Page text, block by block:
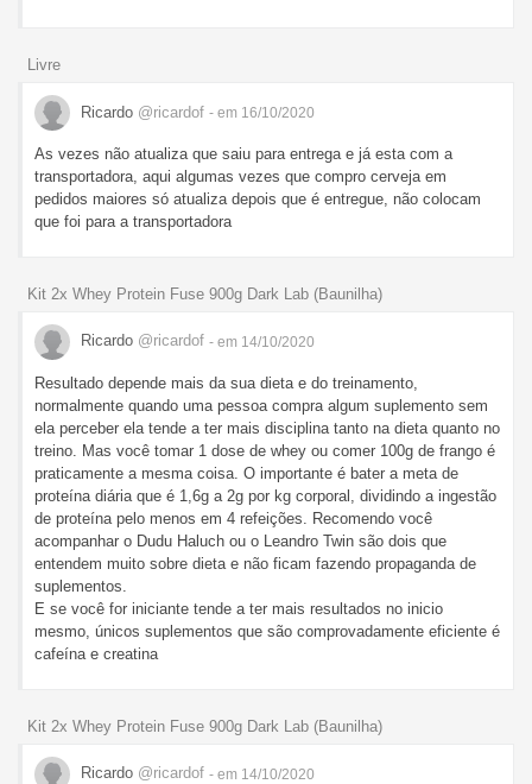
Livre
Ricardo @ricardof - em 16/10/2020
As vezes não atualiza que saiu para entrega e já esta com a
transportadora, aqui algumas vezes que compro cerveja em
pedidos maiores só atualiza depois que é entregue, não colocam
que foi para a transportadora
Kit 2x Whey Protein Fuse 900g Dark Lab (Baunilha)
Ricardo @ricardof - em 14/10/2020
Resultado depende mais da sua dieta e do treinamento,
normalmente quando uma pessoa compra algum suplemento sem
ela perceber ela tende a ter mais disciplina tanto na dieta quanto no
treino. Mas você tomar 1 dose de whey ou comer 100g de frango é
praticamente a mesma coisa. O importante é bater a meta de
proteína diária que é 1,6g a 2g por kg corporal, dividindo a ingestão
de proteína pelo menos em 4 refeições. Recomendo você
acompanhar o Dudu Haluch ou o Leandro Twin são dois que
entendem muito sobre dieta e não ficam fazendo propaganda de
suplementos.
E se você for iniciante tende a ter mais resultados no inicio
mesmo, únicos suplementos que são comprovadamente eficiente é
cafeína e creatina
Kit 2x Whey Protein Fuse 900g Dark Lab (Baunilha)
Ricardo @ricardof - em 14/10/2020